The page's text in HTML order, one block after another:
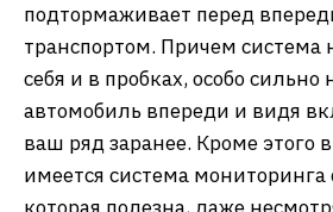
подтормаживает перед
транспортом. Причем система
себя и в пробках, особо сильно
автомобиль впереди и видя
ваш ряд заранее. Кроме этого
имеется система мониторинга